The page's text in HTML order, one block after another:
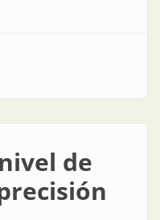
en la industria química: guía
de